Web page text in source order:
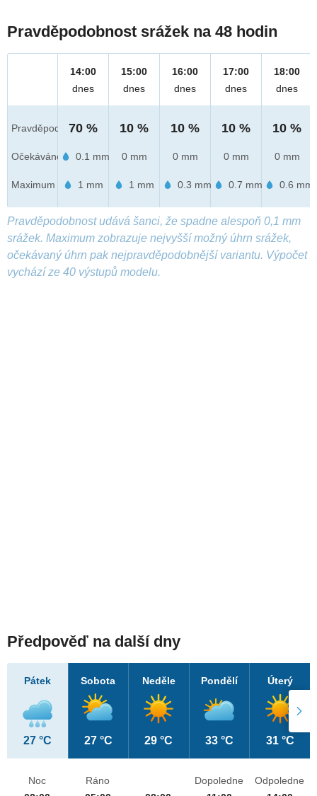
Pravděpodobnost srážek na 48 hodin
Pravděpod.
Očekáváno
Maximum
14:00
dnes
70 %
0.1 mm
1 mm
15:00
dnes
10 %
0 mm
1 mm
16:00
dnes
10 %
0 mm
0.3 mm
17:00
dnes
10 %
0 mm
0.7 mm
18:00
dnes
10 %
0 mm
0.6 mm
Pravděpodobnost udává šanci, že spadne alespoň 0,1 mm
srážek. Maximum zobrazuje nejvyšší možný úhrn srážek,
očekávaný úhrn pak nejpravděpodobnější variantu. Výpočet
vychází ze 40 výstupů modelu.
Předpověď na další dny
Pátek
27 °C
Sobota
27 °C
Neděle
29 °C
Pondělí
33 °C
Úterý
31 °C
Noc
Ráno
Dopoledne
Odpoledne